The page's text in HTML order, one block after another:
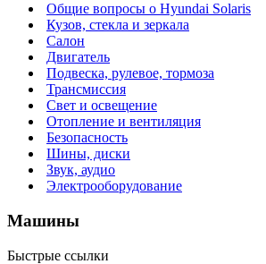
Общие вопросы о Hyundai Solaris
Кузов, стекла и зеркала
Салон
Двигатель
Подвеска, рулевое, тормоза
Трансмиссия
Свет и освещение
Отопление и вентиляция
Безопасность
Шины, диски
Звук, аудио
Электрооборудование
Машины
Быстрые ссылки